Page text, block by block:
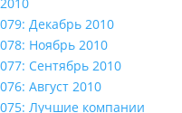
079: Декабрь 2010
078: Ноябрь 2010
077: Сентябрь 2010
076: Август 2010
075: Лучшие компании